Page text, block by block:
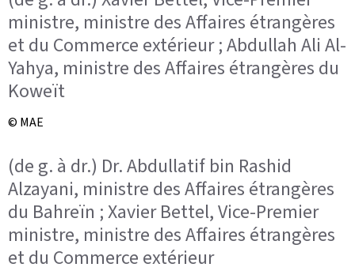
ministre, ministre des Affaires étrangères
et du Commerce extérieur ; Abdullah Ali Al-
Yahya, ministre des Affaires étrangères du
Koweït
© MAE
(de g. à dr.) Dr. Abdullatif bin Rashid
Alzayani, ministre des Affaires étrangères
du Bahreïn ; Xavier Bettel, Vice-Premier
ministre, ministre des Affaires étrangères
et du Commerce extérieur